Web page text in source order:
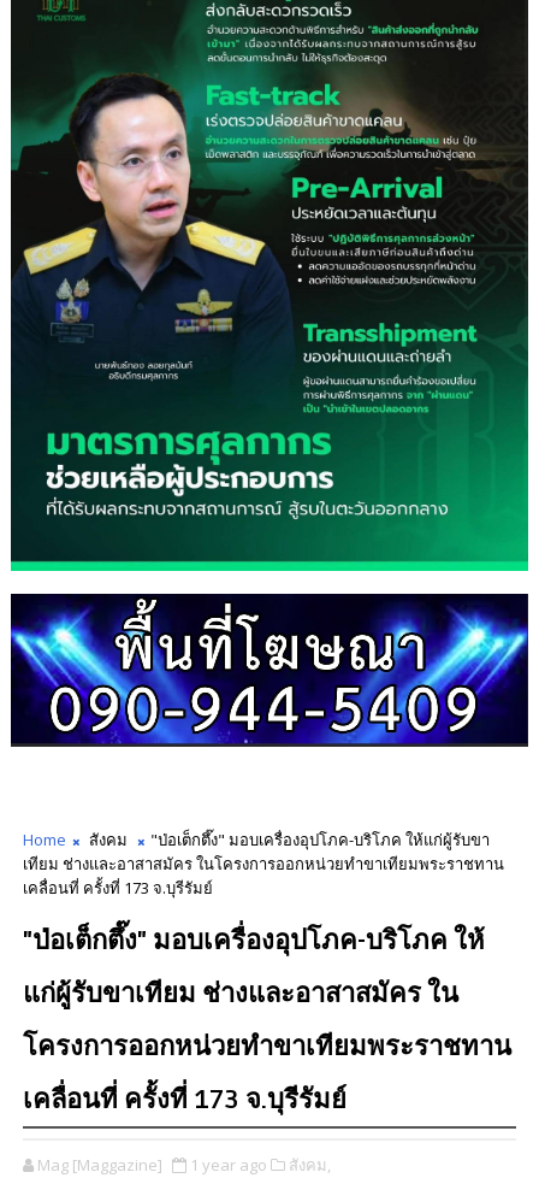
Home สังคม
"ป่อเต็กตึ๊ง" มอบเครื่องอุปโภค-บริโภค ให้แก่ผู้รับขา
เทียม ช่างและอาสาสมัคร ในโครงการออกหน่วยทำขาเทียมพระราชทาน
เคลื่อนที่ ครั้งที่ 173 จ.บุรีรัมย์
"ป่อเต็กตึ๊ง" มอบเครื่องอุปโภค-บริโภค ให้
แก่ผู้รับขาเทียม ช่างและอาสาสมัคร ใน
โครงการออกหน่วยทำขาเทียมพระราชทาน
เคลื่อนที่ ครั้งที่ 173 จ.บุรีรัมย์
Mag [Maggazine] 1 year ago สังคม,